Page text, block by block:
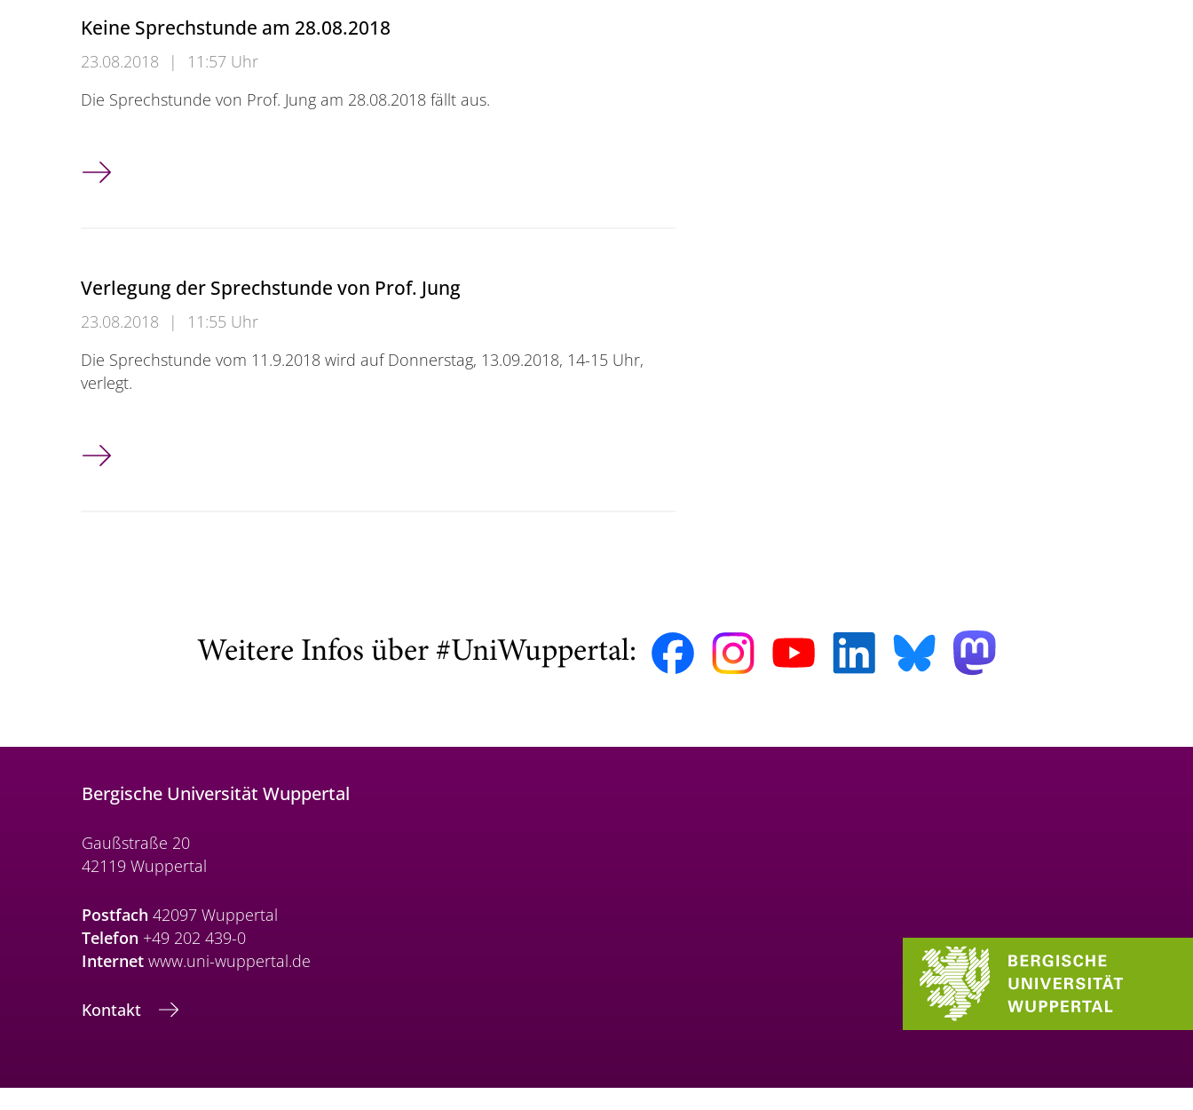
Keine Sprechstunde am 28.08.2018
23.08.2018 |
11:57 Uhr
Die Sprechstunde von Prof. Jung am 28.08.2018 fällt aus.
Keine Sprechstunde am 28.08.2018
Verlegung der Sprechstunde von Prof. Jung
23.08.2018 |
11:55 Uhr
Die Sprechstunde vom 11.9.2018 wird auf Donnerstag, 13.09.2018, 14-15 Uhr,
verlegt.
Verlegung der Sprechstunde von Prof. Jung
Weitere Infos über #UniWuppertal:
Bergische Universität Wuppertal
Gaußstraße 20
42119 Wuppertal
Postfach 42097 Wuppertal
Telefon +49 202 439-0
Internet www.uni-wuppertal.de
Kontakt